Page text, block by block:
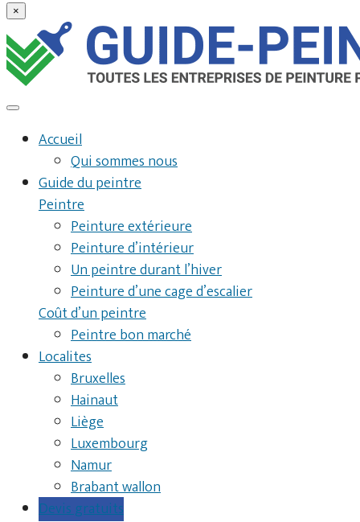
×
Accueil
Qui sommes nous
Guide du peintre
Peintre
Peinture extérieure
Peinture d’intérieur
Un peintre durant l’hiver
Peinture d’une cage d’escalier
Coût d’un peintre
Peintre bon marché
Localites
Bruxelles
Hainaut
Liège
Luxembourg
Namur
Brabant wallon
Devis gratuits